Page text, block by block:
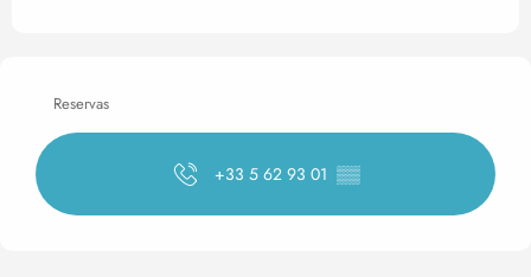
Reservas
+33 5 62 93 01 ▒▒